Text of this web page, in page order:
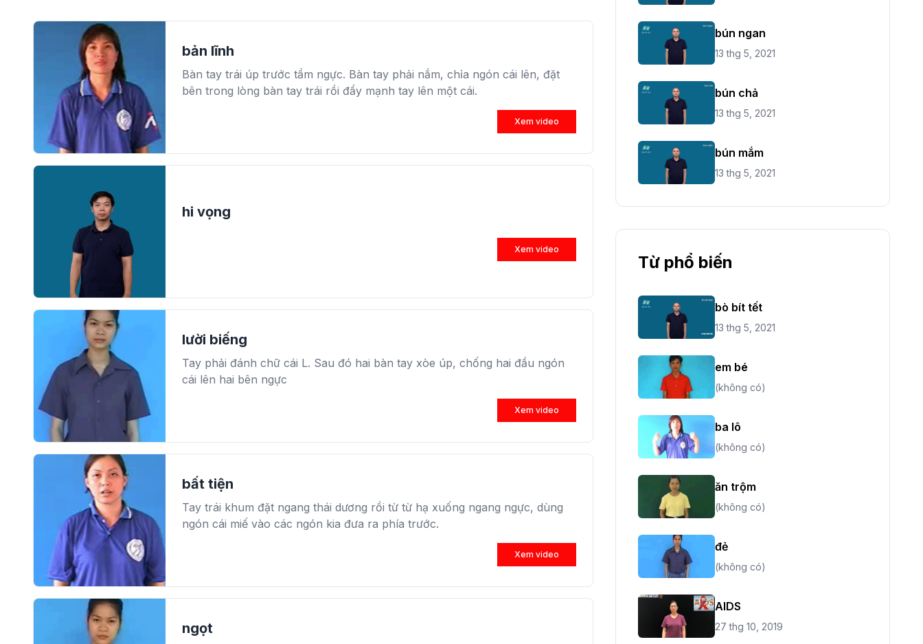
bản lĩnh
Bàn tay trái úp trước tầm ngực. Bàn tay phải nắm, chỉa ngón cái lên, đặt
bên trong lòng bàn tay trái rồi đẩy mạnh tay lên một cái.
Xem video
hi vọng
Xem video
lười biếng
Tay phải đánh chữ cái L. Sau đó hai bàn tay xòe úp, chống hai đầu ngón
cái lên hai bên ngực
Xem video
bất tiện
Tay trái khum đặt ngang thái dương rồi từ từ hạ xuống ngang ngực, dùng
ngón cái miế vào các ngón kia đưa ra phía trước.
Xem video
ngọt
bún ngan
13 thg 5, 2021
bún chả
13 thg 5, 2021
bún mắm
13 thg 5, 2021
Từ phổ biến
bò bít tết
13 thg 5, 2021
em bé
(không có)
ba lô
(không có)
ăn trộm
(không có)
đẻ
(không có)
AIDS
27 thg 10, 2019